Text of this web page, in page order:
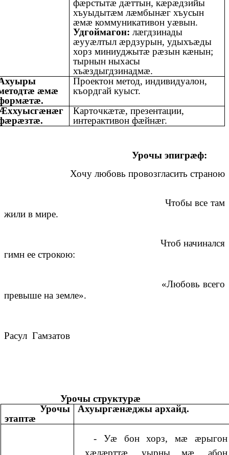
фæрстытæ дæттын, кæрæдзийы
хъуыдытæм лæмбынæг хъусын
æмæ коммуникативон уæвын.
Удгоймагон: лæгдзинады
æууæлтыл æрдзурын, удыхъæды
хорз миниуджытæ рæзын кæнын;
тырнын ныхасы
хъæздыгдзинадмæ.
æмæ
Проектон метод, индивидуалон,
къордгай куыст.
Карточкæтæ, презентации,
интерактивон фæйнæг.
Урочы эпигрӕф:
Хочу любовь провозгласить страною
Чтобы все там
жили в мире.
Чтоб начинался
гимн ее строкою:
«Любовь всего
превыше на земле».
Расул Гамзатов
Урочы структурæ
Урочы
этаптæ
Ахуыргæнæджы архайд.
- Уæ бон хорз, мæ æрыгон